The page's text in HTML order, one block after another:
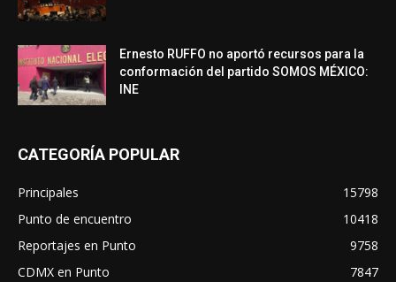
Ernesto RUFFO no aportó recursos para la
conformación del partido SOMOS MÉXICO:
INE
CATEGORÍA POPULAR
Principales
15798
Punto de encuentro
10418
Reportajes en Punto
9758
CDMX en Punto
7847